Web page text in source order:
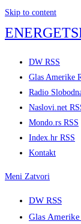
Skip to content
DW RSS
Glas Amerike
Radio
Naslovi.net
Mondo.rs RSS
Index.hr RSS
Kontakt
Meni Zatvori
DW RSS
Glas Amerike